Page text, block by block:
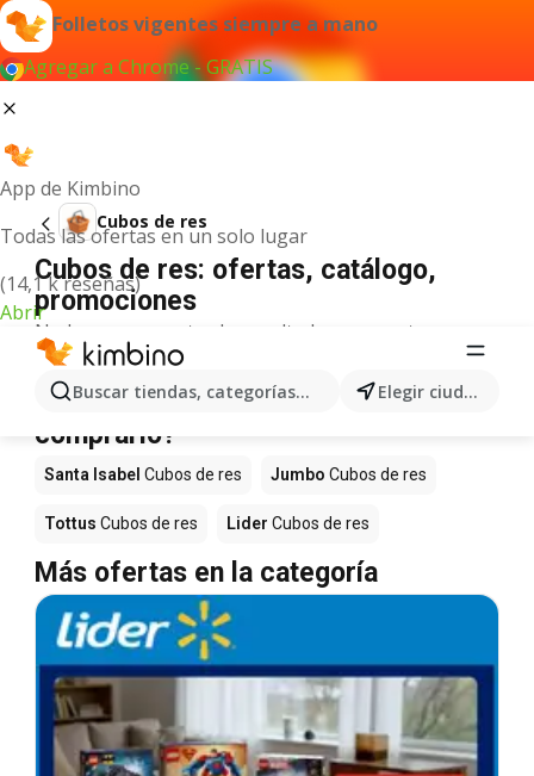
Folletos vigentes siempre a mano
Agregar a Chrome - GRATIS
App de Kimbino
Todas las ofertas en un solo lugar
(14,1 k reseñas)
Abrir
Buscar tiendas, categorías, productos... Elegir ciudad
Cubos de res
Cubos de res: ofertas, catálogo,
promociones
No hemos encontrado resultados para este
término.
Cubos de res en oferta - ¿Dónde
comprarlo?
Santa Isabel Cubos de res Jumbo Cubos de res
Tottus Cubos de res Lider Cubos de res
Más ofertas en la categoría